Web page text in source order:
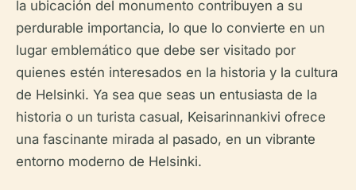
la ubicación del monumento contribuyen a su
perdurable importancia, lo que lo convierte en un
lugar emblemático que debe ser visitado por
quienes estén interesados en la historia y la cultura
de Helsinki. Ya sea que seas un entusiasta de la
historia o un turista casual, Keisarinnankivi ofrece
una fascinante mirada al pasado, en un vibrante
entorno moderno de Helsinki.